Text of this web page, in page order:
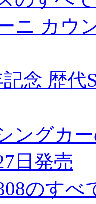
ニ カウ
念 歴代
ングカ
日発売
のすべ